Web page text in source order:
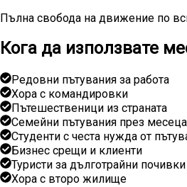
Пълна свобода на движение по
Кога да използвате
Редовни пътувания за работа
Хора с командировки
Пътешественици из страната
Семейни пътувания през месеца
Студенти с честа нужда от
Бизнес срещи и клиенти
Туристи за дълготрайни почивки
Хора с второ жилище